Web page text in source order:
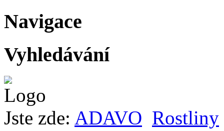
Navigace
Vyhledávání
Jste zde: ADAVO Rostliny